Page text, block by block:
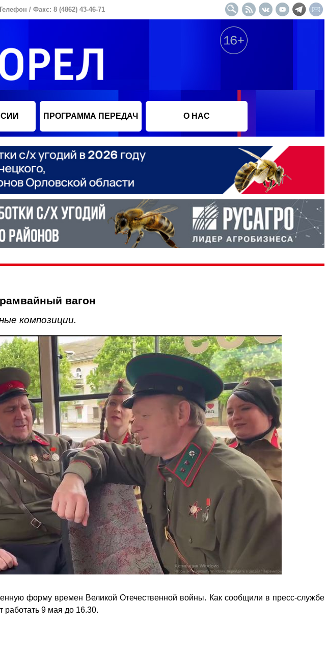
/ Факс: 8 (4862) 43-46-71
ПРОГРАММА ПЕРЕДАЧ О НАС
вагон
композиции.
форму времен Великой Отечественной войны. Как сообщили в пресс-службе
9 мая до 16.30.